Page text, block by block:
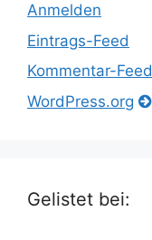
Anmelden
Eintrags-Feed
Kommentar-Feed
WordPress.org
Gelistet bei: